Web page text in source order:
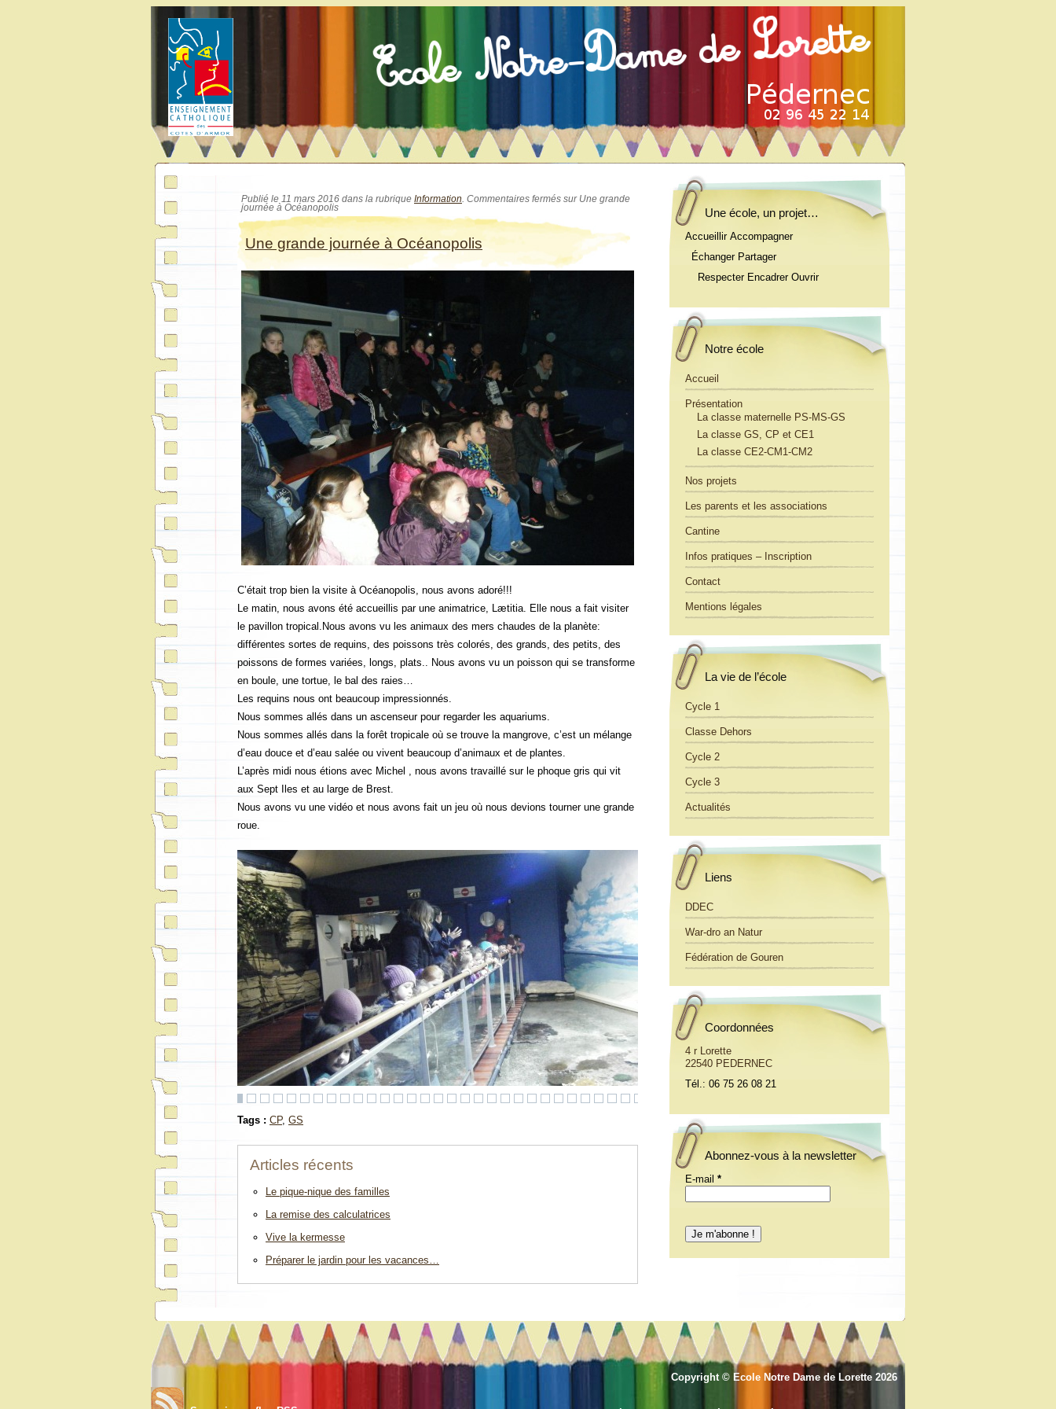
Publié le 11 mars 2016 dans la rubrique Information Commentaires fermés sur Une grande
journée à Océanopolis
Une grande journée à Océanopolis
C’était trop bien la visite à Océanopolis, nous avons adoré!!!
Le matin, nous avons été accueillis par une animatrice, Lætitia. Elle nous a fait visiter
le pavillon tropical.Nous avons vu les animaux des mers chaudes de la planète:
différentes sortes de requins, des poissons très colorés, des grands, des petits, des
poissons de formes variées, longs, plats.. Nous avons vu un poisson qui se transforme
en boule, une tortue, le bal des raies…
Les requins nous ont beaucoup impressionnés.
Nous sommes allés dans un ascenseur pour regarder les aquariums.
Nous sommes allés dans la forêt tropicale où se trouve la mangrove, c’est un mélange
d’eau douce et d’eau salée ou vivent beaucoup d’animaux et de plantes.
L’après midi nous étions avec Michel , nous avons travaillé sur le phoque gris qui vit
aux Sept Iles et au large de Brest.
Nous avons vu une vidéo et nous avons fait un jeu où nous devions tourner une grande
roue.
Tags : CP, GS
Articles récents
Le pique-nique des familles
La remise des calculatrices
Vive la kermesse
Préparer le jardin pour les vacances…
Une école, un projet…
Accueillir Accompagner
Échanger Partager
Respecter Encadrer Ouvrir
Notre école
Accueil
Présentation
La classe maternelle PS-MS-GS
La classe GS, CP et CE1
La classe CE2-CM1-CM2
Nos projets
Les parents et les associations
Cantine
Infos pratiques – Inscription
Contact
Mentions légales
La vie de l’école
Cycle 1
Classe Dehors
Cycle 2
Cycle 3
Actualités
Liens
DDEC
War-dro an Natur
Fédération de Gouren
Coordonnées
4 r Lorette
22540 PEDERNEC
Tél.: 06 75 26 08 21
Abonnez-vous à la newsletter
E-mail *
Copyright © Ecole Notre Dame de Lorette 2026